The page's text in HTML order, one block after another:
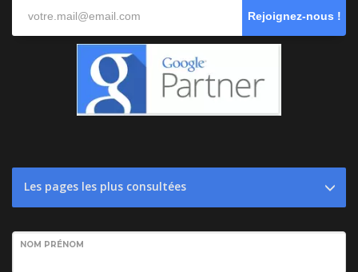
Rejoignez-nous !
Les pages les plus consultées
NOM PRÉNOM